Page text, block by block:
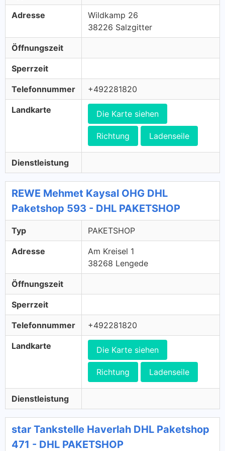
Adresse
Wildkamp 26
38226 Salzgitter
Öffnungszeit
Sperrzeit
Telefonnummer +492281820
Landkarte Die Karte siehen
Richtung Ladenseile
Dienstleistung
REWE Mehmet Kaysal OHG DHL
Paketshop 593 - DHL PAKETSHOP
Typ PAKETSHOP
Adresse
Am Kreisel 1
38268 Lengede
Öffnungszeit
Sperrzeit
Telefonnummer +492281820
Landkarte Die Karte siehen
Richtung Ladenseile
Dienstleistung
star Tankstelle Haverlah DHL Paketshop
471 - DHL PAKETSHOP